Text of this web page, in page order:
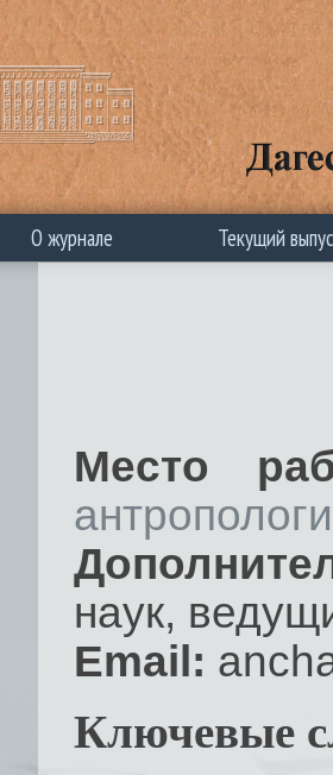
О журнале Текущий
Место
наук,
Email:
Ключевые